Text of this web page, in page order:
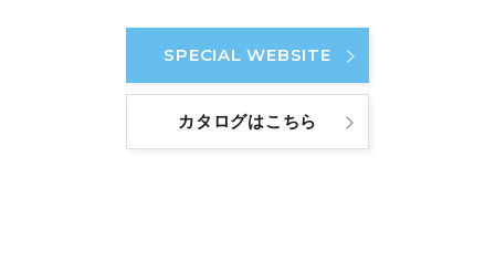
SPECIAL WEBSITE
カタログはこちら